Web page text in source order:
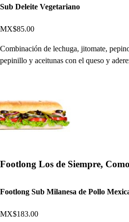
Sub Deleite Vegetariano
MX$85.00
Combinación de lechuga, jitomate,
pepinillo y aceitunas con el queso y
Footlong Los de Siempre,
Footlong Sub Milanesa de Pollo
MX$183.00